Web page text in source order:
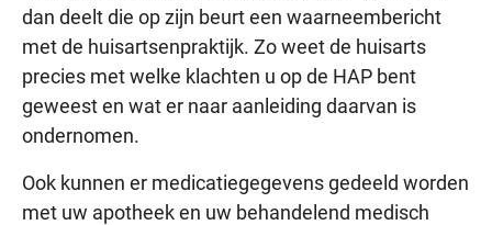
dan deelt die op zijn beurt een waarneembericht
met de huisartsenpraktijk. Zo weet de huisarts
precies met welke klachten u op de HAP bent
geweest en wat er naar aanleiding daarvan is
ondernomen.
Ook kunnen er medicatiegegevens gedeeld worden
met uw apotheek en uw behandelend medisch